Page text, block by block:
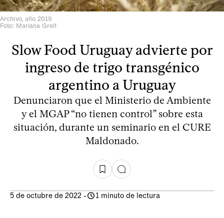
Archivo, año 2019
Foto: Mariana Greif
Slow Food Uruguay advierte por
ingreso de trigo transgénico
argentino a Uruguay
Denunciaron que el Ministerio de Ambiente
y el MGAP “no tienen control” sobre esta
situación, durante un seminario en el CURE
Maldonado.
5 de octubre de 2022 - 1 minuto de lectura